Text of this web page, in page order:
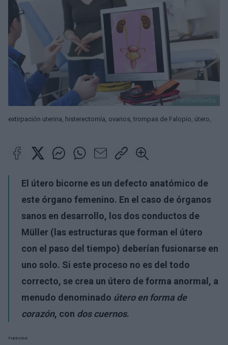
PantherMedia
extirpación uterina, histerectomía, ovarios, trompas de Falopio, útero,
El útero bicorne es un defecto anatómico de
este órgano femenino. En el caso de órganos
sanos en desarrollo, los dos conductos de
Müller (las estructuras que forman el útero
con el paso del tiempo) deberían fusionarse en
uno solo. Si este proceso no es del todo
correcto, se crea un útero de forma anormal, a
menudo denominado útero en forma de
corazón, con dos cuernos.
Publicidad: